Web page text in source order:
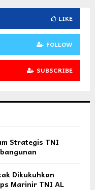
LIKE
FOLLOW
SUBSCRIBE
Strategis TNI
Dikukuhkan
Marinir TNI AL